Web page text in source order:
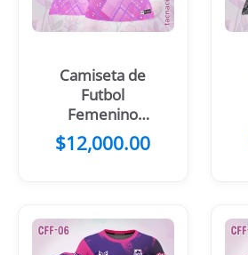
Camiseta de
Futbol
Femenino
Rosado
Amarillo
$12,000.00